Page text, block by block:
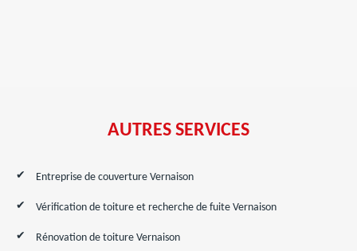
AUTRES SERVICES
Entreprise de couverture Vernaison
Vérification de toiture et recherche de fuite Vernaison
Rénovation de toiture Vernaison